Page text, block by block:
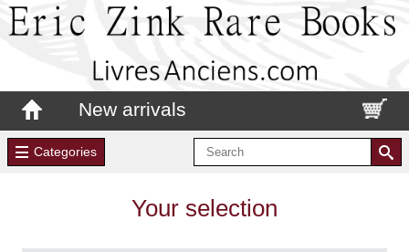
New arrivals
Categories
Your selection